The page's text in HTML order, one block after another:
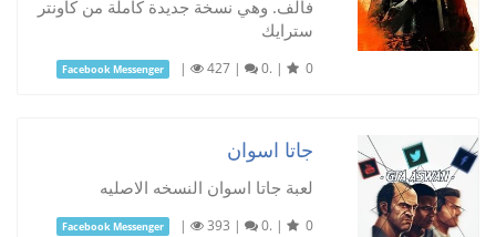
فالف. وهي نسخة جديدة كاملة من كاونتر
سترايك
Facebook Messenger | 427 | 0. | 0
جاتا اسوان
لعبة جاتا اسوان النسخه الاصليه
Facebook Messenger | 393 | 0. | 0